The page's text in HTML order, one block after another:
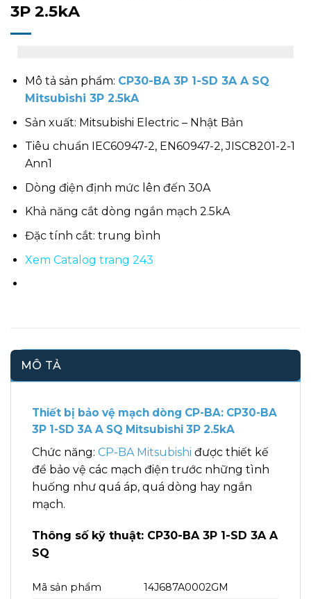
3P 2.5kA
Mô tả sản phẩm: CP30-BA 3P 1-SD 3A A SQ
Mitsubishi 3P 2.5kA
Sản xuất: Mitsubishi Electric – Nhật Bản
Tiêu chuẩn IEC60947-2, EN60947-2, JISC8201-2-1
Ann1
Dòng điện định mức lên đến 30A
Khả năng cắt dòng ngắn mạch 2.5kA
Đặc tính cắt: trung bình
Xem Catalog trang 243
MÔ TẢ
Thiết bị bảo vệ mạch dòng CP-BA: CP30-BA
3P 1-SD 3A A SQ Mitsubishi 3P 2.5kA
Chức năng: CP-BA Mitsubishi được thiết kế
để bảo vệ các mạch điện trước những tình
huống như quá áp, quá dòng hay ngắn
mạch.
Thông số kỹ thuật: CP30-BA 3P 1-SD 3A A
SQ
Mã sản phẩm
14J687A0002GM